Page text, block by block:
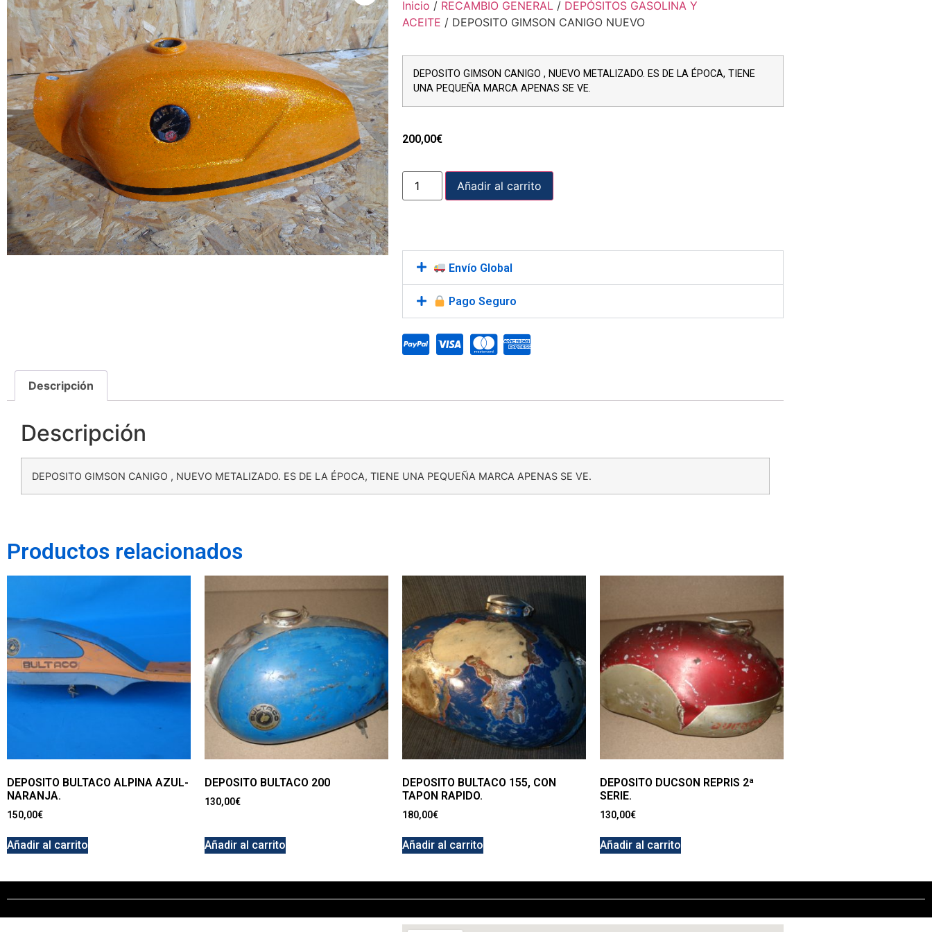
Inicio / RECAMBIO GENERAL / DEPÓSITOS GASOLINA Y
ACEITE / DEPOSITO GIMSON CANIGO NUEVO
DEPOSITO GIMSON CANIGO , NUEVO METALIZADO. ES DE LA ÉPOCA, TIENE
UNA PEQUEÑA MARCA APENAS SE VE.
200,00€
Añadir al carrito
Envío Global
Pago Seguro
Descripción
Descripción
DEPOSITO GIMSON CANIGO , NUEVO METALIZADO. ES DE LA ÉPOCA, TIENE UNA PEQUEÑA MARCA APENAS SE VE.
Productos relacionados
DEPOSITO BULTACO ALPINA AZUL-
NARANJA.
150,00€
Añadir al carrito
DEPOSITO BULTACO 200
130,00€
Añadir al carrito
DEPOSITO BULTACO 155, CON
TAPON RAPIDO.
180,00€
Añadir al carrito
DEPOSITO DUCSON REPRIS 2ª
SERIE.
130,00€
Añadir al carrito